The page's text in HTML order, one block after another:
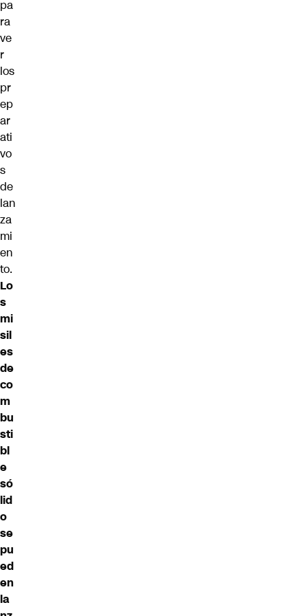
pa
ra
ve
r
los
pr
ep
ar
ati
vo
s
de
lan
za
mi
en
to.
Lo
s
mi
sil
es
de
co
m
bu
sti
bl
e
só
lid
o
se
pu
ed
en
la